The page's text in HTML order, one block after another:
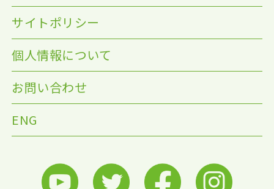
サイトポリシー
個人情報について
お問い合わせ
ENG